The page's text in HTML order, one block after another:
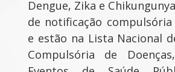
Dengue, Zika e
de notificação
e estão na Lista Nacional
Compulsória de